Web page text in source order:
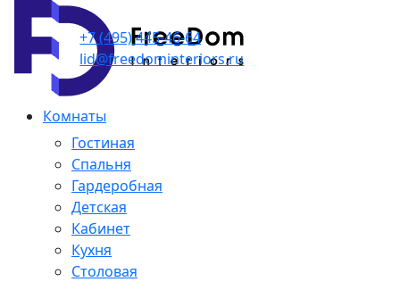
+7 (495) 445-46-64
lid@freedominteriors.ru
Комнаты
Гостиная
Спальня
Гардеробная
Детская
Кабинет
Кухня
Столовая